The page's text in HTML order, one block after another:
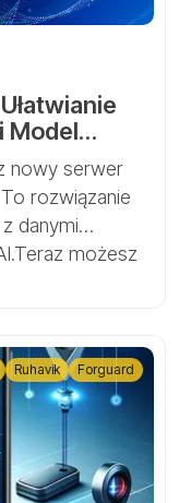
Model
nowy serwer
rozwiązanie
danymi
możesz
koncie,
Ruhavik Forguard